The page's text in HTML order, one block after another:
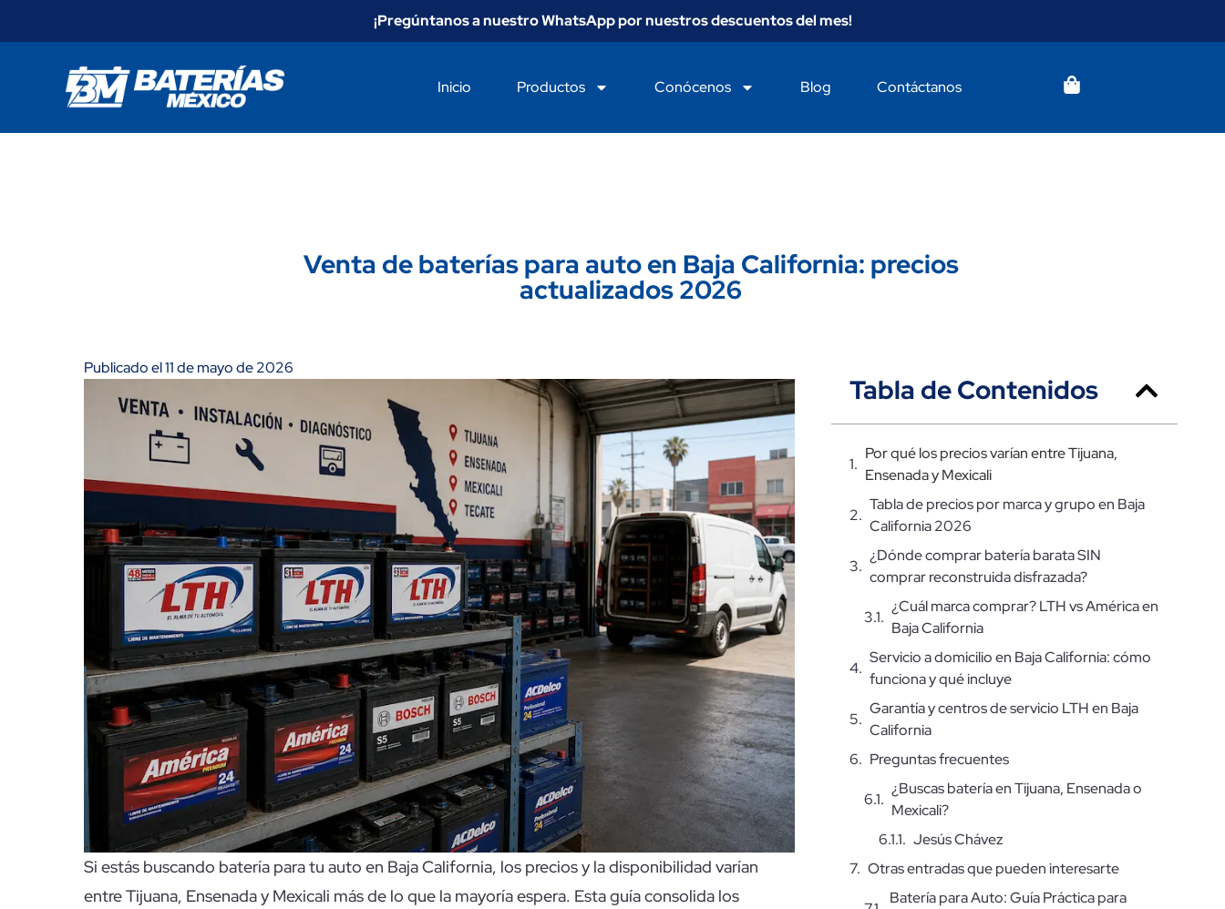
¡Pregúntanos a nuestro WhatsApp por nuestros descuentos del mes!
Inicio Productos Conócenos Blog Contáctanos
Venta de baterías para auto en Baja California: precios
actualizados 2026
Publicado el 11 de mayo de 2026
Si estás buscando batería para tu auto en Baja California, los precios y la disponibilidad varían
entre Tijuana, Ensenada y Mexicali más de lo que la mayoría espera. Esta guía consolida los
Tabla de Contenidos
Por qué los precios varían entre Tijuana,
Ensenada y Mexicali
Tabla de precios por marca y grupo en Baja
California 2026
¿Dónde comprar batería barata SIN
comprar reconstruida disfrazada?
¿Cuál marca comprar? LTH vs América en
Baja California
Servicio a domicilio en Baja California: cómo
funciona y qué incluye
Garantía y centros de servicio LTH en Baja
California
Preguntas frecuentes
¿Buscas batería en Tijuana, Ensenada o
Mexicali?
Jesús Chávez
Otras entradas que pueden interesarte
Batería para Auto: Guía Práctica para